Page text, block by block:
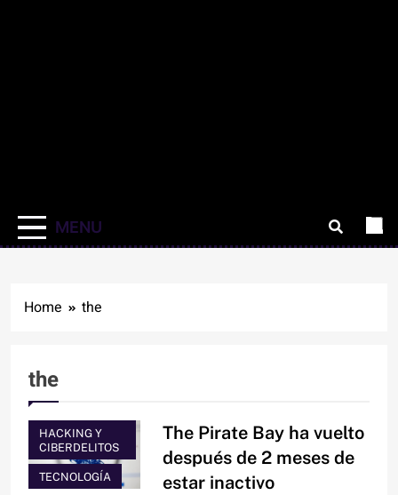
MENU
Home the
the
HACKING Y
CIBERDELITOS
TECNOLOGÍA
The Pirate Bay ha vuelto
después de 2 meses de
estar inactivo